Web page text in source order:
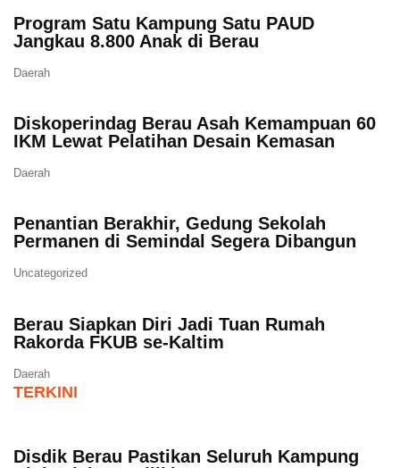
Program Satu Kampung Satu PAUD
Jangkau 8.800 Anak di Berau
Daerah
Diskoperindag Berau Asah Kemampuan 60
IKM Lewat Pelatihan Desain Kemasan
Daerah
Penantian Berakhir, Gedung Sekolah
Permanen di Semindal Segera Dibangun
Uncategorized
Berau Siapkan Diri Jadi Tuan Rumah
Rakorda FKUB se-Kaltim
Daerah
TERKINI
Disdik Berau Pastikan Seluruh Kampung